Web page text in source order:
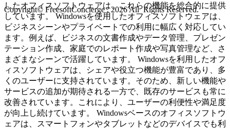
したオフィスソフトウェアは、これらの機能を総合的に提供
しています。 Windowsを使用したオフィスソフトウェアは、
ビジネスシーンやプライベートでの利用に幅広く対応してい
ます。例えば、ビジネスの文書作成やデータ管理、プレゼン
テーション作成、家庭でのレポート作成や写真管理など、さ
まざまなシーンで活躍しています。 Windowsを利用したオフ
ィスソフトウェアは、シェアや役立つ機能が豊富であり、多
くのユーザーに支持されています。そのため、新しい機能や
サービスの追加が期待される一方で、既存のサービスも常に
改善されています。これにより、ユーザーの利便性や満足度
が向上し続けています。 Windowsベースのオフィスソフトウ
ェアは、スマートフォンやタブレットなどのデバイスでも利
Copyright© FreesoftConcierge , 2026 All Rights Reserved.